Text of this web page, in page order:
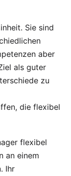
Sie sind
aber
als guter
zu
die flexibel
flexibel
an einem
Ihr